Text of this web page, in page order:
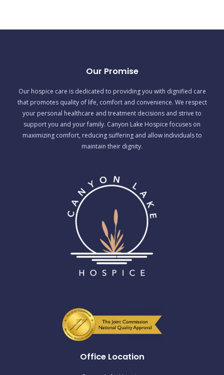
Our Promise
Our hospice care is dedicated to providing you with dignified care
that promotes quality of life, comfort and convenience. We respect
your personal healthcare and treatment decisions and strive to
support you and your family. Canyon Lake Hospice focuses on
maximizing comfort, reducing suffering and allow individuals to
maintain their dignity.
Office Location